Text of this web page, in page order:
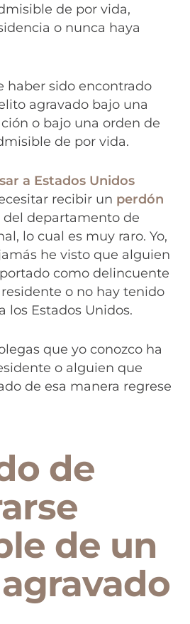
de por vida,
o nunca haya
haber sido encontrado
agravado bajo una
o bajo una orden de
de por vida.
a Estados Unidos
recibir un perdón
departamento de
lo cual es muy raro. Yo,
he visto que alguien
como delincuente
o no hay tenido
los Estados Unidos.
que yo conozco ha
o alguien que
de esa manera regrese
de
de un